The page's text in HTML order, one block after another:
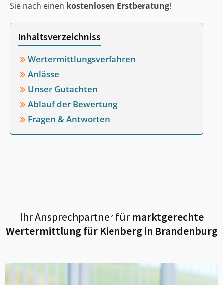
Sie nach einen kostenlosen Erstberatung!
Inhaltsverzeichniss
Wertermittlungsverfahren
Anlässe
Unser Gutachten
Ablauf der Bewertung
Fragen & Antworten
Ihr Ansprechpartner fürmarktgerechte
Wertermittlung für Kienberg in Brandenburg